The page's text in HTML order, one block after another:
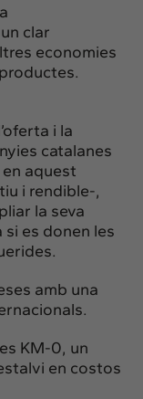
clar
economies
i la
catalanes
aquest
i rendible-,
la seva
es donen les
amb una
KM-0, un
en costos